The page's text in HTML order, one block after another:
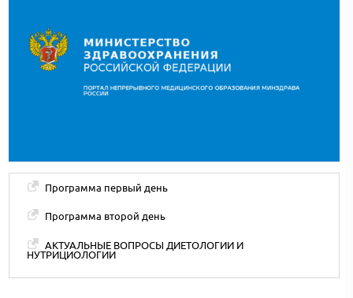
Программа первый день
Программа второй день
АКТУАЛЬНЫЕ ВОПРОСЫ ДИЕТОЛОГИИ И
НУТРИЦИОЛОГИИ